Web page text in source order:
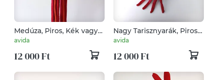
Medúza, Piros, Kék vagy
Bézs Csalánozó
avida
12 000 Ft
Nagy Tarisznyarák, Piros
Párnaszerű Tengerparti
avida
12 000 Ft